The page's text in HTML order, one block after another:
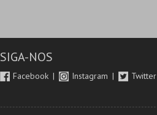
SIGA-NOS
Facebook Instagram Twitter